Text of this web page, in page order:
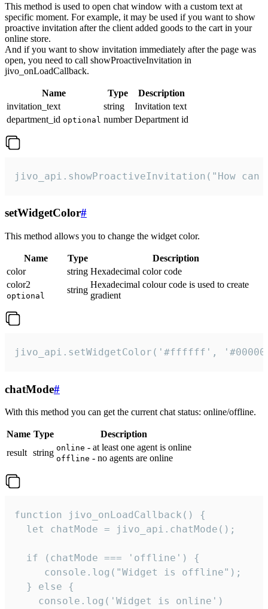
This method is used to open chat window with a custom text at
specific moment. For example, it may be used if you want to show
proactive invitation after the client added goods to the cart in your
online store.
And if you want to show invitation immediately after the page was
open, you need to call showProactiveInvitation in
jivo_onLoadCallback.
Name Type
Description
invitation_text
string
Invitation text
department_id optional number Department id
jivo_api.showProactiveInvitation("How
setWidgetColor#
This method allows you to change the widget color.
Name Type
Description
color
string Hexadecimal color code
color2
optional
string
Hexadecimal colour code is used to create
gradient
jivo_api.setWidgetColor('#ffffff',
chatMode#
With this method you can get the current chat status: online/offline.
Name Type
Description
result string online - at least one agent is online
offline - no agents are online
function jivo_onLoadCallback() {
  let chatMode = jivo_api.chatMode();
  if (chatMode === 'offline') {
     console.log("Widget is offline");
  } else {
    console.log('Widget is online')